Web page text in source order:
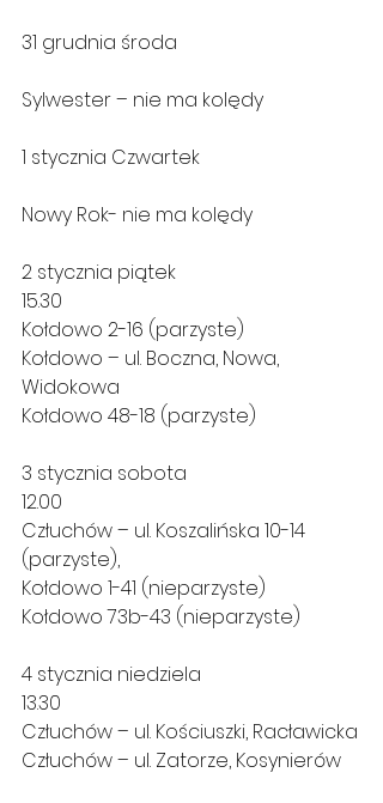
31 grudnia środa
Sylwester – nie ma kolędy
1 stycznia Czwartek
Nowy Rok- nie ma kolędy
2 stycznia piątek
15.30
Kołdowo 2-16 (parzyste)
Kołdowo – ul. Boczna, Nowa,
Widokowa
Kołdowo 48-18 (parzyste)
3 stycznia sobota
12.00
Człuchów – ul. Koszalińska 10-14
(parzyste),
Kołdowo 1-41 (nieparzyste)
Kołdowo 73b-43 (nieparzyste)
4 stycznia niedziela
13.30
Człuchów – ul. Kościuszki, Racławicka
Człuchów – ul. Zatorze, Kosynierów